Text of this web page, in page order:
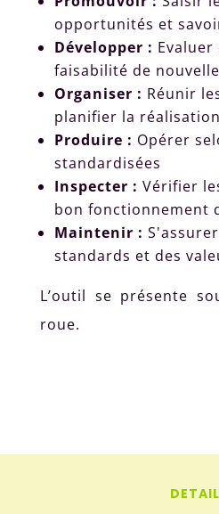
opportunités et
Développer :
faisabilité de
Organiser : Réunir
planifier la réalisation
Produire : Opérer
standardisées
Inspecter : Vérifier
bon fonctionnement
Maintenir :
standards et des
L’outil se présente
roue.